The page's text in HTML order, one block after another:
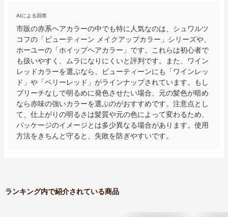
AIによる回答
市販の赤系ヘアカラーの中でも特に人気なのは、シュワルツ
コフの「ビューティーン メイクアップカラー」シリーズや、
ホーユーの「ホイップヘアカラー」です。これらは初心者で
も扱いやすく、ムラになりにくいと評判です。また、ワイン
レッドカラーを選ぶなら、ビューティーンにも「ワインレッ
ド」や「ベリーレッド」がラインナップされています。もし
ブリーチなしで明るめに発色させたい場合、元の髪色が暗め
なら赤味の強いカラーを選ぶのがおすすめです。注意点とし
て、仕上がりの明るさは髪質や元の色によって変わるため、
パッケージのイメージとは多少異なる場合があります。使用
方法をきちんと守ると、失敗を防ぎやすいです。
ランキング内で紹介されている商品